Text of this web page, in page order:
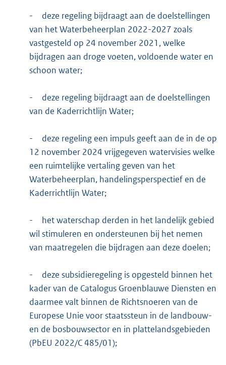
-
deze regeling bijdraagt aan de doelstellingen
van het Waterbeheerplan 2022-2027 zoals
vastgesteld op 24 november 2021, welke
bijdragen aan droge voeten, voldoende water en
schoon water;
-
deze regeling bijdraagt aan de doelstellingen
van de Kaderrichtlijn Water;
-
deze regeling een impuls geeft aan de in de op
12 november 2024 vrijgegeven watervisies welke
een ruimtelijke vertaling geven van het
Waterbeheerplan, handelingsperspectief en de
Kaderrichtlijn Water;
-
het waterschap derden in het landelijk gebied
wil stimuleren en ondersteunen bij het nemen
van maatregelen die bijdragen aan deze doelen;
-
deze subsidieregeling is opgesteld binnen het
kader van de Catalogus Groenblauwe Diensten en
daarmee valt binnen de Richtsnoeren van de
Europese Unie voor staatssteun in de landbouw-
en de bosbouwsector en in plattelandsgebieden
(PbEU 2022/C 485/01);